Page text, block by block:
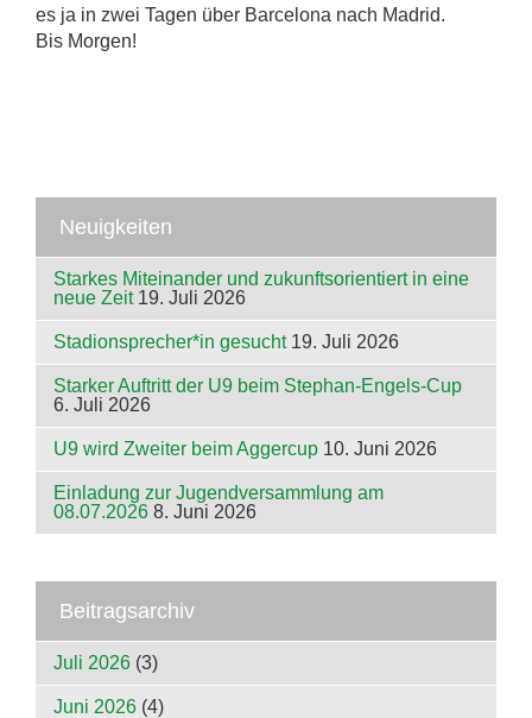
es ja in zwei Tagen über Barcelona nach Madrid.
Bis Morgen!
Neuigkeiten
Starkes Miteinander und zukunftsorientiert in eine
neue Zeit 19. Juli 2026
Stadionsprecher*in gesucht 19. Juli 2026
Starker Auftritt der U9 beim Stephan-Engels-Cup
6. Juli 2026
U9 wird Zweiter beim Aggercup 10. Juni 2026
Einladung zur Jugendversammlung am
08.07.2026 8. Juni 2026
Beitragsarchiv
Juli 2026 (3)
Juni 2026 (4)